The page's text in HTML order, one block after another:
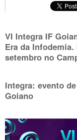
VI Integra IF
Era da Infodemia.
setembro no
Integra: evento
Goiano